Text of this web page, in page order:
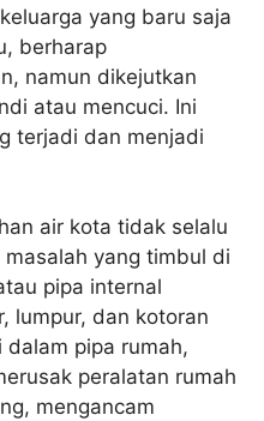
yang baru saja
berharap
namun dikejutkan
atau mencuci. Ini
terjadi dan menjadi
air kota tidak selalu
yang timbul di
pipa internal
lumpur, dan kotoran
pipa rumah,
peralatan rumah
mengancam